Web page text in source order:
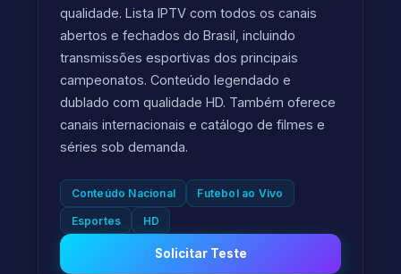
qualidade. Lista IPTV com todos os canais
abertos e fechados do Brasil, incluindo
transmissões esportivas dos principais
campeonatos. Conteúdo legendado e
dublado com qualidade HD. Também oferece
canais internacionais e catálogo de filmes e
séries sob demanda.
Conteúdo Nacional Futebol ao Vivo
Esportes HD
Solicitar Teste